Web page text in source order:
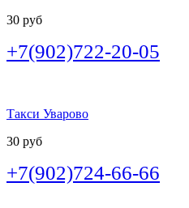
30 руб
+7(902)722-20-05
Такси Уварово
30 руб
+7(902)724-66-66